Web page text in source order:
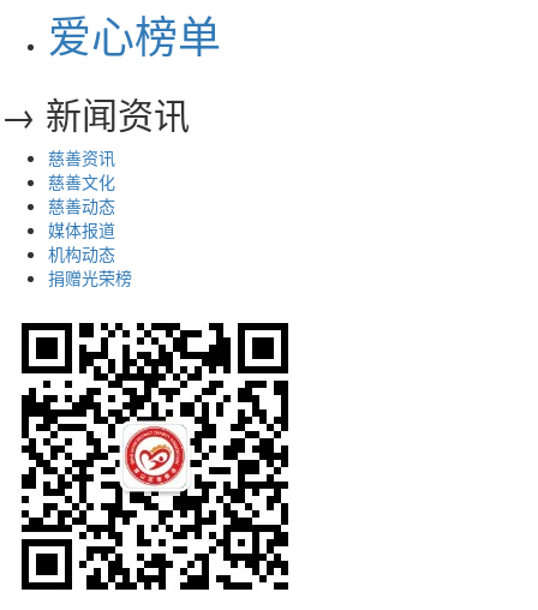
爱心榜单
→ 新闻资讯
慈善资讯
慈善文化
慈善动态
媒体报道
机构动态
捐赠光荣榜